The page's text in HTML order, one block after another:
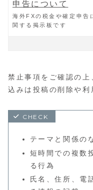
申告について
海外FXの税金や確定申告
関する掲示板です
禁止事項をご確認の上
込みは投稿の削除や利
テーマと関係の
短時間での複数
る行為
氏名、住所、電